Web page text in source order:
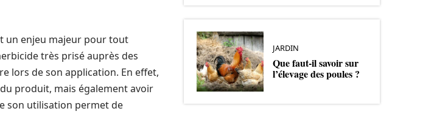
un enjeu majeur pour tout
très prisé auprès des
lors de son application. En effet,
produit, mais également avoir
son utilisation permet de
JARDIN
Que faut-il savoir sur
l’élevage des poules ?